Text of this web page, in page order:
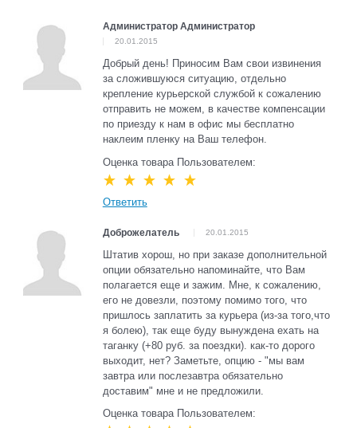
Администратор Администратор
20.01.2015
Добрый день! Приносим Вам свои извинения
за сложившуюся ситуацию, отдельно
крепление курьерской службой к сожалению
отправить не можем, в качестве компенсации
по приезду к нам в офис мы бесплатно
наклеим пленку на Ваш телефон.
Оценка товара Пользователем:
Ответить
Доброжелатель 20.01.2015
Штатив хорош, но при заказе дополнительной
опции обязательно напоминайте, что Вам
полагается еще и зажим. Мне, к сожалению,
его не довезли, поэтому помимо того, что
пришлось заплатить за курьера (из-за того,что
я болею), так еще буду вынуждена ехать на
таганку (+80 руб. за поездки). как-то дорого
выходит, нет? Заметьте, опцию - "мы вам
завтра или послезавтра обязательно
доставим" мне и не предложили.
Оценка товара Пользователем: